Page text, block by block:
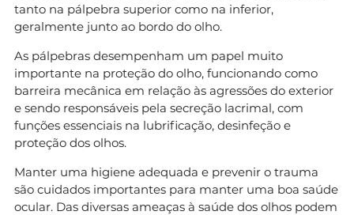
tanto na pálpebra superior como na inferior,
geralmente junto ao bordo do olho.
As pálpebras desempenham um papel muito
importante na proteção do olho, funcionando como
barreira mecânica em relação às agressões do exterior
e sendo responsáveis pela secreção lacrimal, com
funções essenciais na lubrificação, desinfeção e
proteção dos olhos.
Manter uma higiene adequada e prevenir o trauma
são cuidados importantes para manter uma boa saúde
ocular. Das diversas ameaças à saúde dos olhos podem